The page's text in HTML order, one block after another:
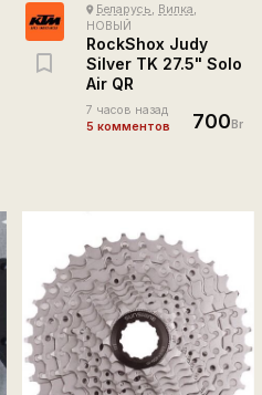
place Беларусь, Вилка,
НОВЫЙ
RockShox Judy
Silver TK 27.5" Solo
Air QR
7 часов назад
5 комментов
700Br